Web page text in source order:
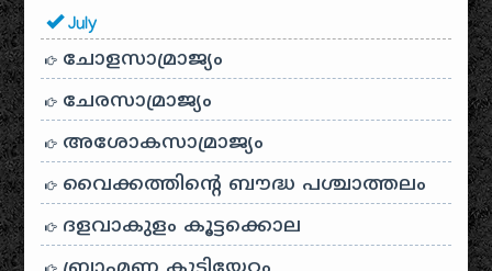
July
ചോളസാമ്രാജ്യം
ചേരസാമ്രാജ്യം
അശോകസാമ്രാജ്യം
വൈക്കത്തിന്റെ ബൗദ്ധ പശ്ചാത്തലം
ദളവാകുളം കൂട്ടക്കൊല